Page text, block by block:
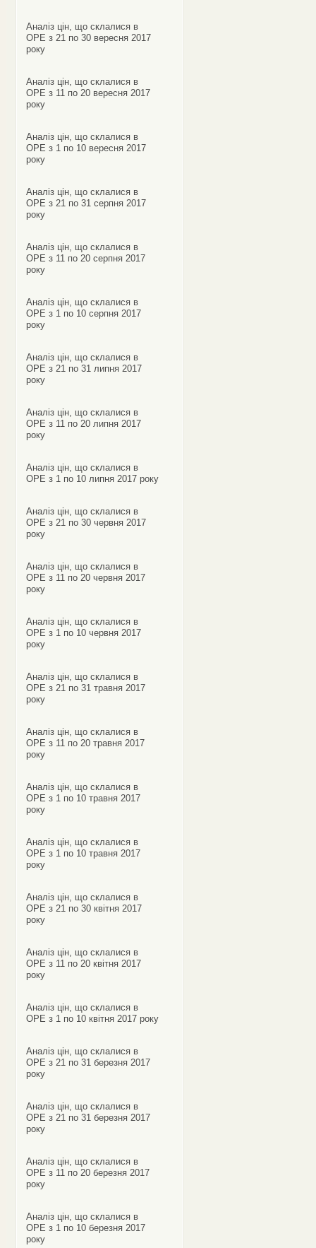
Аналіз цін, що склалися в
ОРЕ з 21 по 30 вересня 2017
року
Аналіз цін, що склалися в
ОРЕ з 11 по 20 вересня 2017
року
Аналіз цін, що склалися в
ОРЕ з 1 по 10 вересня 2017
року
Аналіз цін, що склалися в
ОРЕ з 21 по 31 серпня 2017
року
Аналіз цін, що склалися в
ОРЕ з 11 по 20 серпня 2017
року
Аналіз цін, що склалися в
ОРЕ з 1 по 10 серпня 2017
року
Аналіз цін, що склалися в
ОРЕ з 21 по 31 липня 2017
року
Аналіз цін, що склалися в
ОРЕ з 11 по 20 липня 2017
року
Аналіз цін, що склалися в
ОРЕ з 1 по 10 липня 2017 року
Аналіз цін, що склалися в
ОРЕ з 21 по 30 червня 2017
року
Аналіз цін, що склалися в
ОРЕ з 11 по 20 червня 2017
року
Аналіз цін, що склалися в
ОРЕ з 1 по 10 червня 2017
року
Аналіз цін, що склалися в
ОРЕ з 21 по 31 травня 2017
року
Аналіз цін, що склалися в
ОРЕ з 11 по 20 травня 2017
року
Аналіз цін, що склалися в
ОРЕ з 1 по 10 травня 2017
року
Аналіз цін, що склалися в
ОРЕ з 1 по 10 травня 2017
року
Аналіз цін, що склалися в
ОРЕ з 21 по 30 квітня 2017
року
Аналіз цін, що склалися в
ОРЕ з 11 по 20 квітня 2017
року
Аналіз цін, що склалися в
ОРЕ з 1 по 10 квітня 2017 року
Аналіз цін, що склалися в
ОРЕ з 21 по 31 березня 2017
року
Аналіз цін, що склалися в
ОРЕ з 21 по 31 березня 2017
року
Аналіз цін, що склалися в
ОРЕ з 11 по 20 березня 2017
року
Аналіз цін, що склалися в
ОРЕ з 1 по 10 березня 2017
року